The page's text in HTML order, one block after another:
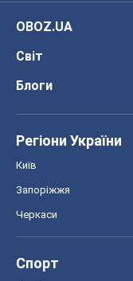
OBOZ.UA
Світ
Блоги
Регіони України
Київ
Запоріжжя
Черкаси
Спорт